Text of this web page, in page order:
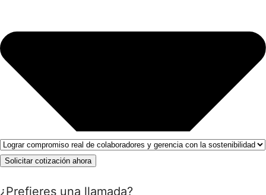
Solicitar cotización ahora
¿Prefieres una llamada?